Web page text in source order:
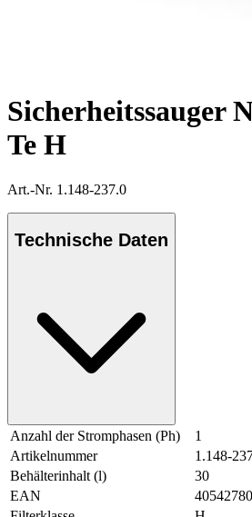
Sicherheitssauger
Te H
Art.-Nr. 1.148-237.0
Technische Daten
Anzahl der Stromphasen (Ph)
1
Artikelnummer
1.148-
Behälterinhalt (l)
30
EAN